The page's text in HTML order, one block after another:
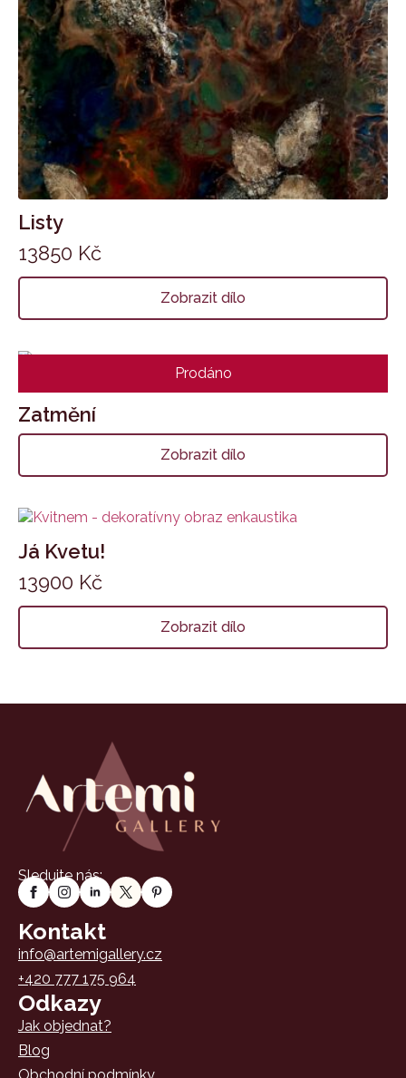
Listy
13850 Kč
Zobrazit dílo
Prodáno
Zatmění
Zobrazit dílo
Já Kvetu!
13900 Kč
Zobrazit dílo
Sledujte nás:
Kontakt
info@artemigallery.cz
+420 777 175 964
Odkazy
Jak objednat?
Blog